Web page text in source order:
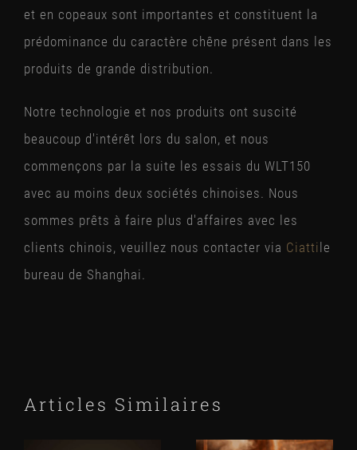
et en copeaux sont importantes et constituent la
prédominance du caractère chêne présent dans les
produits de grande distribution.
Notre technologie et nos produits ont suscité
beaucoup d'intérêt lors du salon, et nous
commençons par la suite les essais du WLT150
avec au moins deux sociétés chinoises. Nous
sommes prêts à faire plus d'affaires avec les
clients chinois, veuillez nous contacter via Ciattile
bureau de Shanghai.
Articles Similaires